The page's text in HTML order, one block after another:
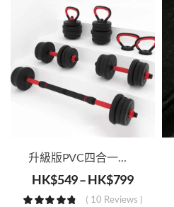
升級版PVC四合一可調啞鈴‧槓鈴‧壺鈴套裝‧掌上壓把手
HK$549–HK$799
( 10 Reviews )